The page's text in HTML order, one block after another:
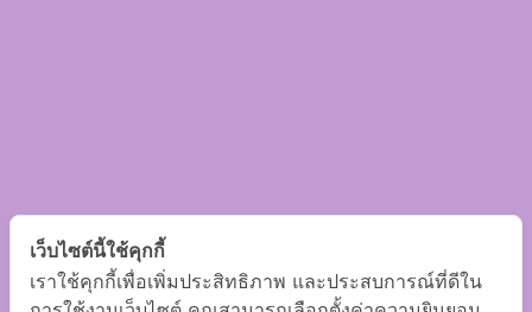
เว็บไซต์นี้ใช้คุกกี้
เราใช้คุกกี้เพื่อเพิ่มประสิทธิภาพ และประสบการณ์ที่ดีใน